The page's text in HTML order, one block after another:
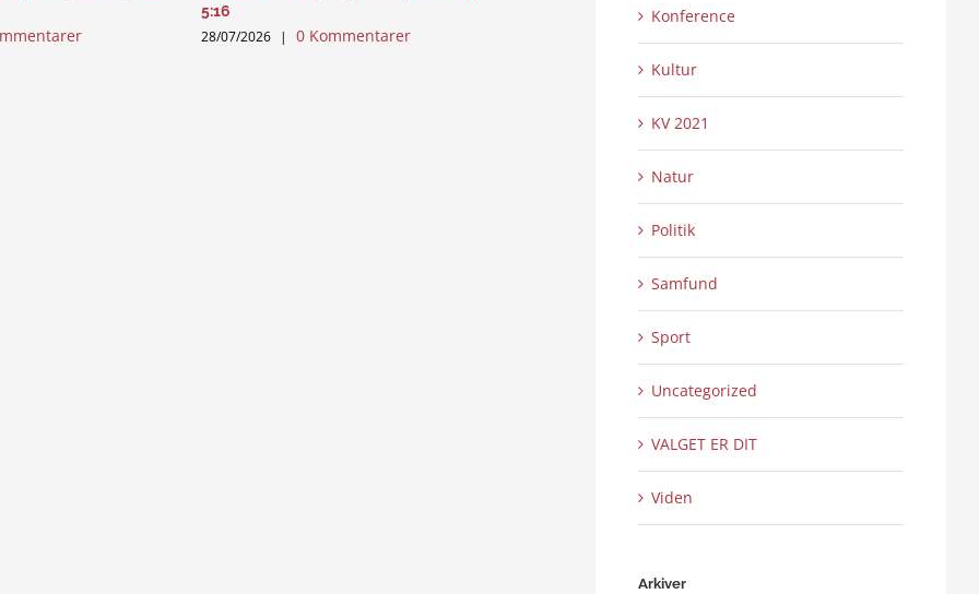
5:16
28/07/2026 | 0 Kommentarer
Konference
Kultur
KV 2021
Natur
Politik
Samfund
Sport
Uncategorized
VALGET ER DIT
Viden
Arkiver